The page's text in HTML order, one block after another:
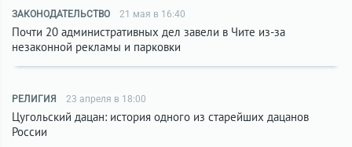
ЗАКОНОДАТЕЛЬСТВО 21 мая в 16:40
Почти 20 административных дел завели в Чите из-за
незаконной рекламы и парковки
РЕЛИГИЯ 23 апреля в 18:00
Цугольский дацан: история одного из старейших дацанов
России